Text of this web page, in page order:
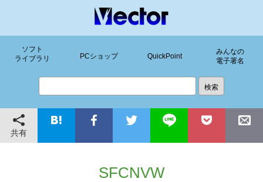
ソフト
ライブラリ
PCショップ QuickPoint
みんなの
電子署名
共有
SFCNVW